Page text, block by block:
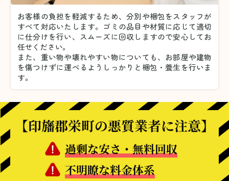
お客様の負担を軽減するため、分別や梱包をスタッフが
すべて対応いたします。 ゴミの品目や材質に応じて適切
に仕分けを行い、スムーズに回収しますので安心してお
任せください。
また、重い物や壊れやすい物についても、お部屋や建物
を傷つけずに運べるようしっかりと梱包・養生を行いま
す。
【印旛郡栄町の悪質業者に注意】
過剰な安さ・無料回収
不明瞭な料金体系